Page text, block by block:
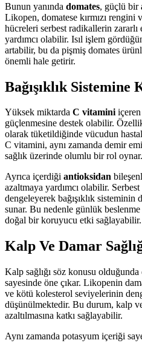
Bunun yanında domates, güçlü bir
Likopen, domatese kırmızı
hücreleri serbest radikallerin zararlı
yardımcı olabilir. Isıl işlem
artabilir, bu da pişmiş domates
önemli hale getirir.
Bağışıklık Sistemine
Yüksek miktarda C vitaminiiçeren
güçlenmesine destek olabilir.
olarak tüketildiğinde vücudun
C vitamini, aynı zamanda demir
sağlık üzerinde olumlu bir rol oynar.
Ayrıca içerdiği antioksidan
azaltmaya yardımcı olabilir.
dengeleyerek bağışıklık sisteminin
sunar. Bu nedenle günlük
doğal bir koruyucu etki sağlayabilir.
Kalp Ve Damar
Kalp sağlığı söz konusu olduğunda
sayesinde öne çıkar. Likopenin
ve kötü kolesterol seviyelerinin
düşünülmektedir. Bu durum, kalp
azaltılmasına katkı sağlayabilir.
Aynı zamanda potasyum içeriği